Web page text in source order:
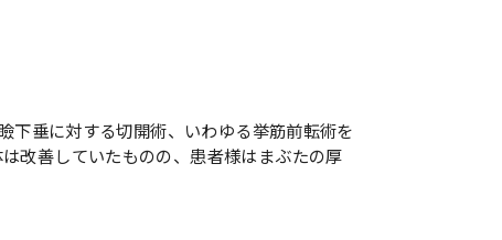
垂に対する切開術、いわゆる挙筋前転術を
改善していたものの、患者様はまぶたの厚